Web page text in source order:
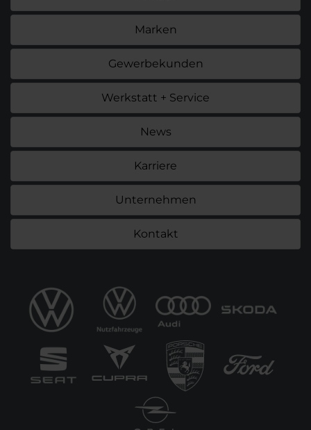
Marken
Gewerbekunden
Werkstatt + Service
News
Karriere
Unternehmen
Kontakt